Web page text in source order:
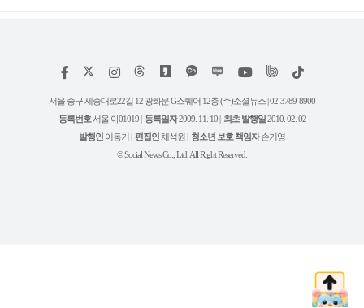
페
스
인
타
램
위
트
유
튜
틱
서울 중구 세종대로22길 12 광화문 G스퀘어 12층 (주)소셜뉴스 | 02-3789-8900
등록번호 서울 아01019 | 등록일자2009. 11. 10 | 최초 발행일2010. 02. 02
발행인 이동기 | 편집인채석원 | 청소년 보호 책임자손기영
© Social News Co., Ltd. All Right Reserved.